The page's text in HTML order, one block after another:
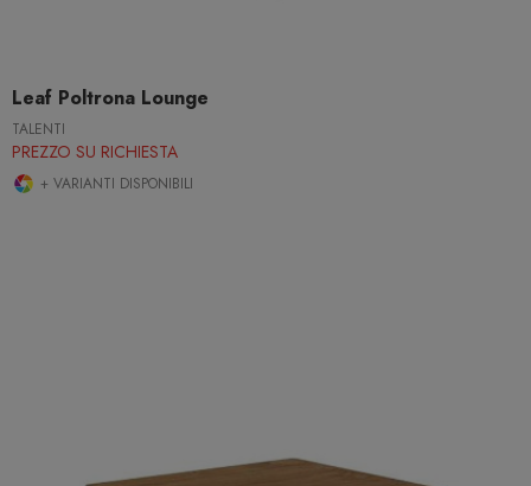
Leaf Poltrona Lounge
TALENTI
PREZZO SU RICHIESTA
+ VARIANTI DISPONIBILI